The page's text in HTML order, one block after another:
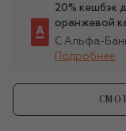
20% кешбэк
оранжевой
С Альфа-
Подробнее